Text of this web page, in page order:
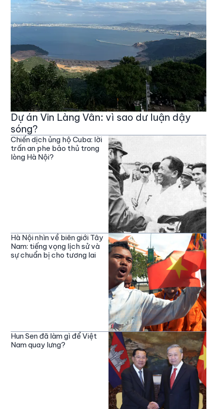
Dự án Vin Làng Vân: vì sao dư luận dậy
sóng?
Chiến dịch ủng hộ Cuba: lời
trấn an phe bảo thủ trong
lòng Hà Nội?
Hà Nội nhìn về biên giới Tây
Nam: tiếng vọng lịch sử và
sự chuẩn bị cho tương lai
Hun Sen đã làm gì để Việt
Nam quay lưng?